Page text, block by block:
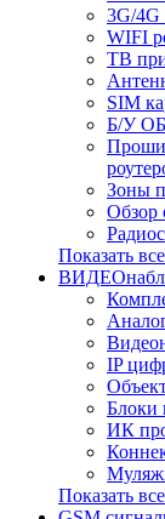
3G/
WIFI
ТВ
SIM
Б/У
Зоны
Обзор
Показать
IP
Блоки
ИК
Показать